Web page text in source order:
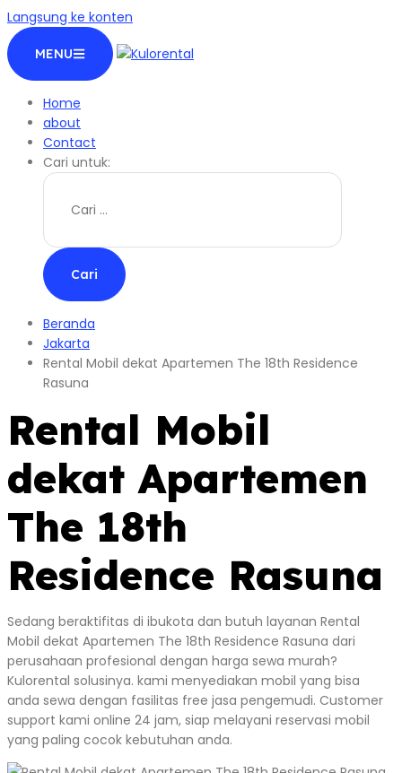
Langsung ke konten
MENU
Home
about
Contact
Cari untuk:
Beranda
Jakarta
Rental Mobil dekat Apartemen The 18th Residence
Rasuna
Rental Mobil
dekat Apartemen
The 18th
Residence Rasuna
Sedang beraktifitas di ibukota dan butuh layanan Rental
Mobil dekat Apartemen The 18th Residence Rasuna dari
perusahaan profesional dengan harga sewa murah?
Kulorental solusinya. kami menyediakan mobil yang bisa
anda sewa dengan fasilitas free jasa pengemudi. Customer
support kami online 24 jam, siap melayani reservasi mobil
yang paling cocok kebutuhan anda.